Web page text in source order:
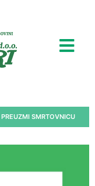
PREUZMI SMRTOVNICU